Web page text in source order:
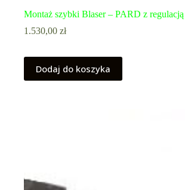
Montaż szybki Blaser – PARD z regulacją
1.530,00 zł
Dodaj do koszyka